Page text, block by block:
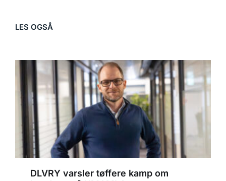
LES OGSÅ
DLVRY varsler tøffere kamp om